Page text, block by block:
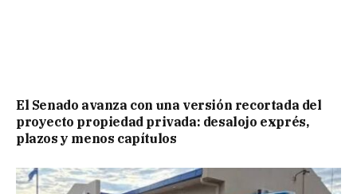
El Senado avanza con una versión recortada del
proyecto propiedad privada: desalojo exprés,
plazos y menos capítulos